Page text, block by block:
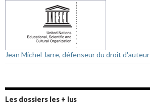
Jean Michel Jarre, défenseur du droit d'auteur
Les dossiers les + lus